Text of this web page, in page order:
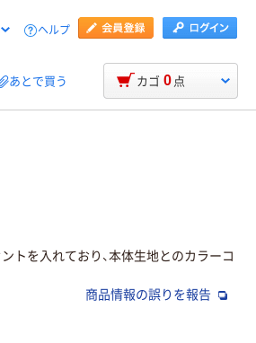
ヘルプ
あとで買う カゴ 0 点
トを入れており、本体生地とのカラーコ
商品情報の誤りを報告